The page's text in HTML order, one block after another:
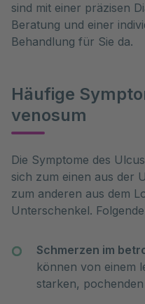
sind mit einer präzisen
Beratung und einer
Behandlung für Sie da.
Häufige
venosum
Die Symptome des
sich zum einen aus der
zum anderen aus dem
Unterschenkel.
Schmerzen im
können von einem
starken,